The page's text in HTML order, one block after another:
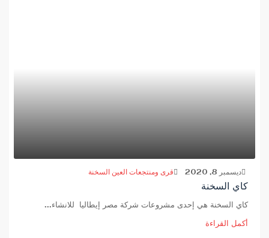
ديسمبر 8, 2020 قرى ومنتجعات العين السخنة
كاي السخنة
كاي السخنة هي إحدى مشروعات شركة مصر إيطاليا للانشاء...
أكمل القراءة